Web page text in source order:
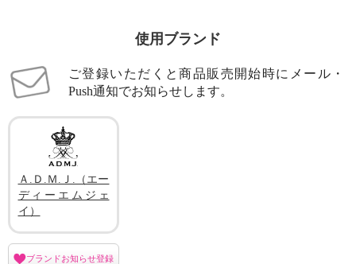
使用ブランド
ご登録いただくと商品販売開始時にメール・
Push通知でお知らせします。
Ａ.Ｄ.Ｍ.Ｊ.（エー
ディーエムジェ
イ）
ブランドお知らせ登録